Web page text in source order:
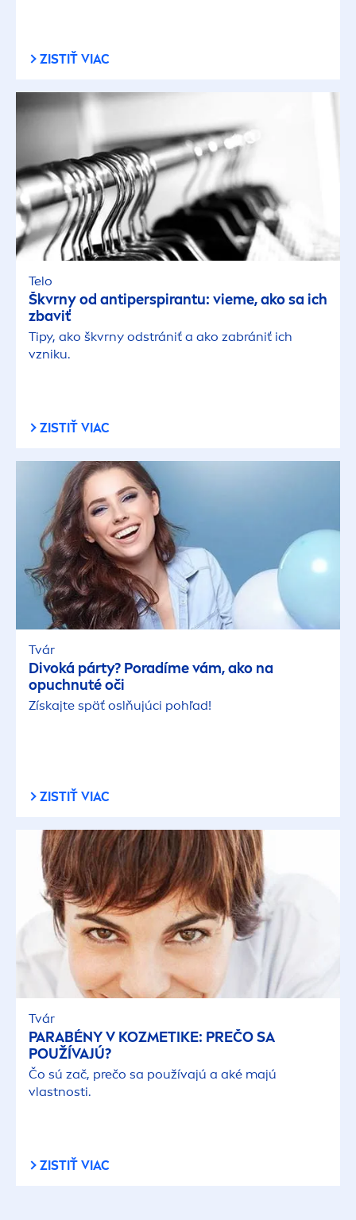
ZISTIŤ VIAC
Telo
Škvrny od antiperspirantu: vieme, ako sa ich
zbaviť
Tipy, ako škvrny odstrániť a ako zabrániť ich
vzniku.
ZISTIŤ VIAC
Tvár
Divoká párty? Poradíme vám, ako na
opuchnuté oči
Získajte späť oslňujúci pohľad!
ZISTIŤ VIAC
Tvár
PARABÉNY V KOZMETIKE: PREČO SA
POUŽÍVAJÚ?
Čo sú zač, prečo sa používajú a aké majú
vlastnosti.
ZISTIŤ VIAC